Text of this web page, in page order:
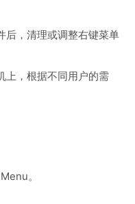
后，清理或调整右键菜单
上，根据不同用户的需
。